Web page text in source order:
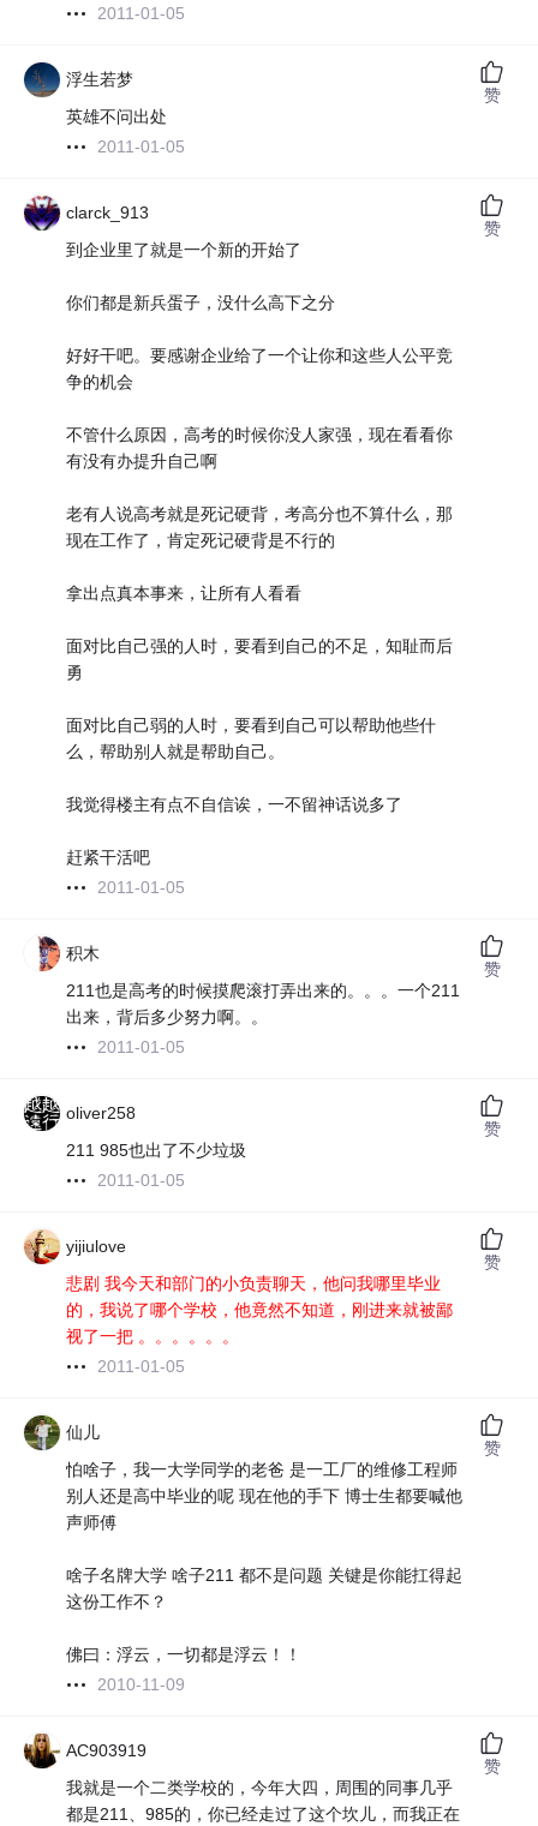
2011-01-05
浮生若梦
英雄不问出处
2011-01-05
赞
clarck_913
到企业里了就是一个新的开始了
你们都是新兵蛋子，没什么高下之分
好好干吧。要感谢企业给了一个让你和这些人公平竞
争的机会
不管什么原因，高考的时候你没人家强，现在看看你
有没有办提升自己啊
老有人说高考就是死记硬背，考高分也不算什么，那
现在工作了，肯定死记硬背是不行的
拿出点真本事来，让所有人看看
面对比自己强的人时，要看到自己的不足，知耻而后
勇
面对比自己弱的人时，要看到自己可以帮助他些什
么，帮助别人就是帮助自己。
我觉得楼主有点不自信诶，一不留神话说多了
赶紧干活吧
2011-01-05
赞
积木
211也是高考的时候摸爬滚打弄出来的。。。一个211
出来，背后多少努力啊。。
2011-01-05
赞
oliver258
211 985也出了不少垃圾
2011-01-05
赞
yijiulove
悲剧 我今天和部门的小负责聊天，他问我哪里毕业
的，我说了哪个学校，他竟然不知道，刚进来就被鄙
视了一把 。。。。。。
2011-01-05
赞
仙儿
怕啥子，我一大学同学的老爸 是一工厂的维修工程师
别人还是高中毕业的呢 现在他的手下 博士生都要喊他
声师傅
啥子名牌大学 啥子211 都不是问题 关键是你能扛得起
这份工作不？
佛曰：浮云，一切都是浮云！！
2010-11-09
赞
AC903919
我就是一个二类学校的，今年大四，周围的同事几乎
都是211、985的，你已经走过了这个坎儿，而我正在
赞